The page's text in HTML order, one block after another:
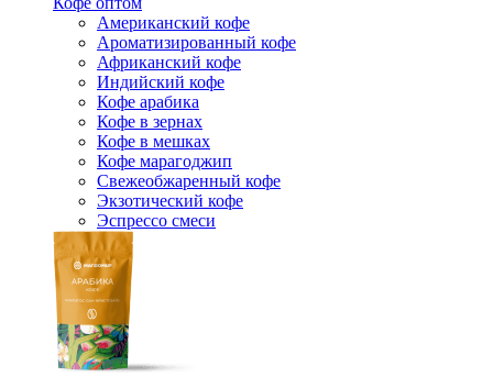
Американский кофе
Ароматизированный кофе
Африканский кофе
Индийский кофе
Кофе арабика
Кофе в зернах
Кофе в мешках
Кофе марагоджип
Свежеобжаренный кофе
Экзотический кофе
Эспрессо смеси